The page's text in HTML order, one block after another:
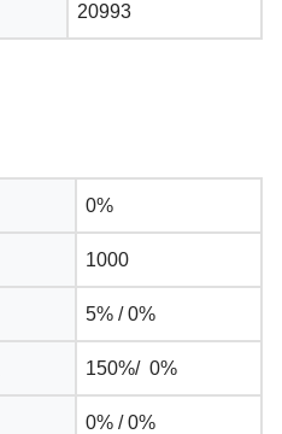
20993
0%
1000
5% / 0%
150%/ 0%
0% / 0%